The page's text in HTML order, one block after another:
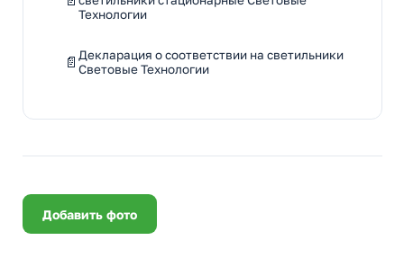
Технологии
Декларация о соответствии на светильники
Световые Технологии
Добавить фото